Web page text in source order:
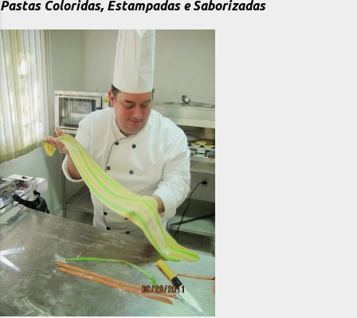
Pastas Coloridas, Estampadas e Saborizadas